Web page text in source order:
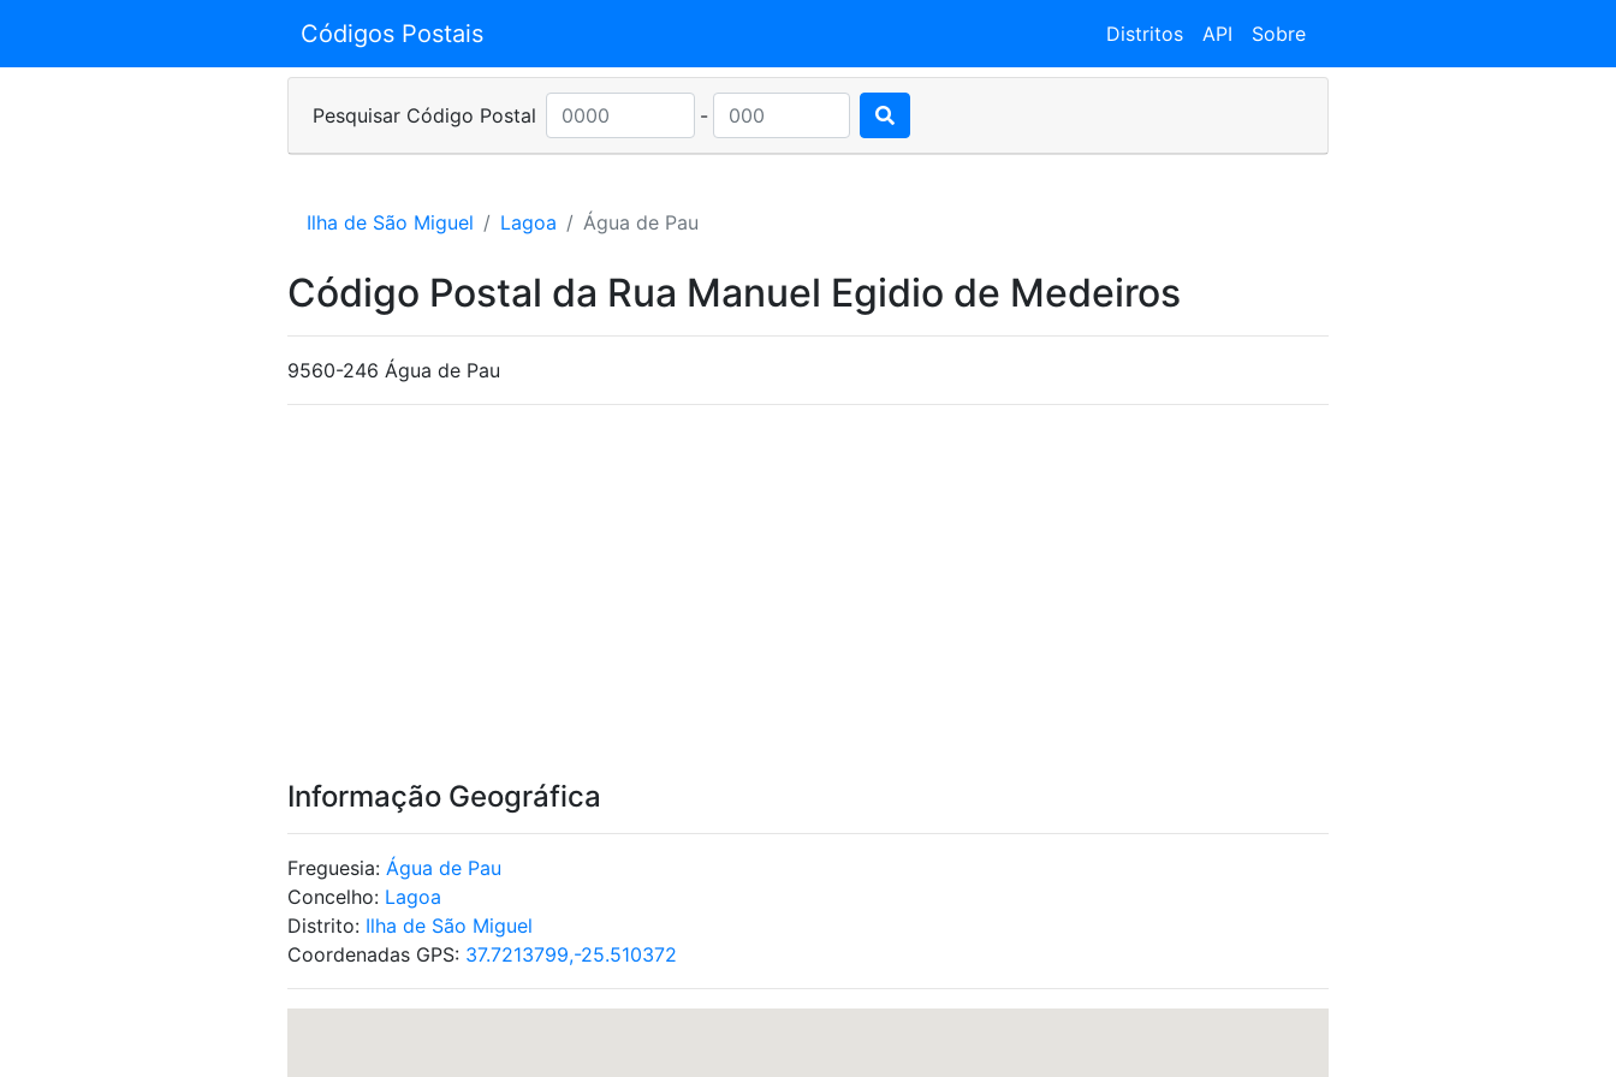
Códigos Postais Distritos API Sobre
Pesquisar Código Postal -
Ilha de São Miguel Lagoa Água de Pau
Código Postal da Rua Manuel Egidio de Medeiros
9560-246 Água de Pau
Informação Geográfica
Freguesia: Água de Pau
Concelho: Lagoa
Distrito: Ilha de São Miguel
Coordenadas GPS: 37.7213799,-25.510372